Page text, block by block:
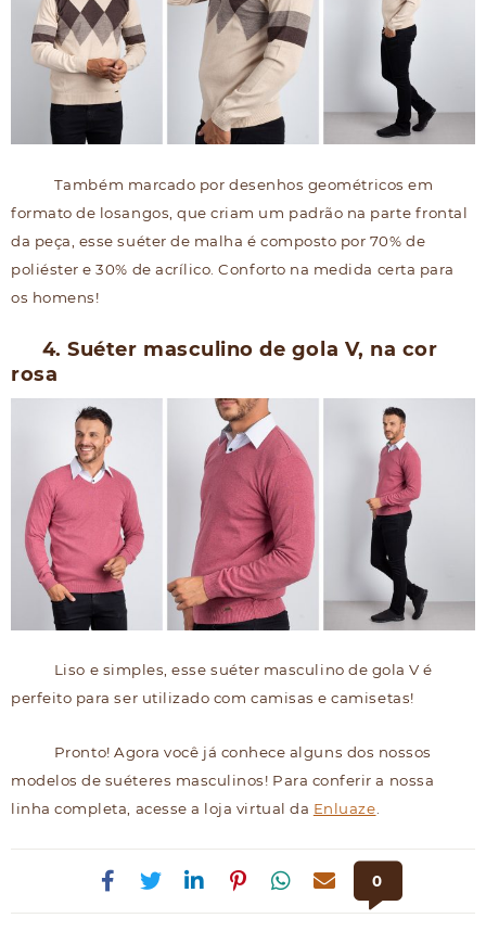
Também marcado por desenhos geométricos em
formato de losangos, que criam um padrão na parte frontal
da peça, esse suéter de malha é composto por 70% de
poliéster e 30% de acrílico. Conforto na medida certa para
os homens!
4. Suéter masculino de gola V, na cor
rosa
Liso e simples, esse suéter masculino de gola V é
perfeito para ser utilizado com camisas e camisetas!
Pronto! Agora você já conhece alguns dos nossos
modelos de suéteres masculinos! Para conferir a nossa
linha completa, acesse a loja virtual da Enluaze.
0